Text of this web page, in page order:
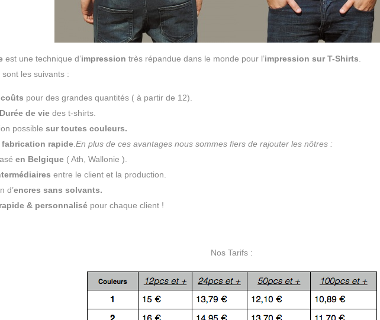
est une technique d’impression très répandue dans le monde pour l’impression sur T-Shirts
les suivants :
pour des grandes quantités ( à partir de 12).
Durée de viedes t-shirts.
possible sur toutes couleurs.
fabrication rapide. En plus de ces avantages nous sommes fiers de rajouter les nôtres :
en Belgique( Ath, Wallonie ).
entre le client et la production.
d’encres sans solvants.
rapide & personnalisépour chaque client !
Nos Tarifs :